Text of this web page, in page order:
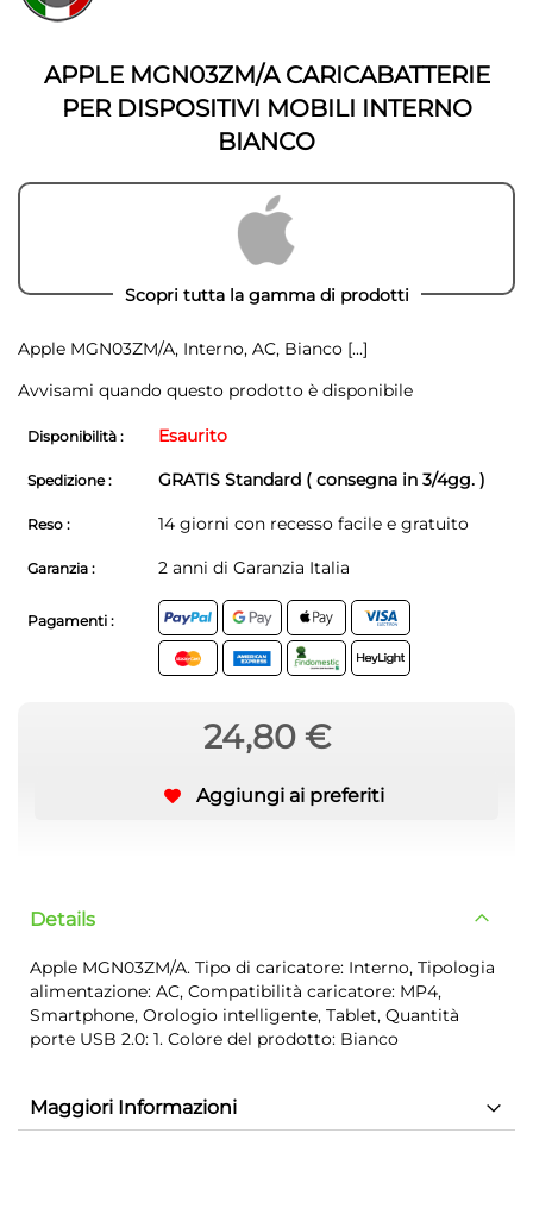
della
galleria
immagini
APPLE MGN03ZM/A CARICABATTERIE
PER DISPOSITIVI MOBILI INTERNO
BIANCO
Scopri tutta la gamma di prodotti
Apple MGN03ZM/A, Interno, AC, Bianco [...]
Avvisami quando questo prodotto è disponibile
Disponibilità : Esaurito
Spedizione : GRATIS Standard ( consegna in 3/4gg. )
Reso : 14 giorni con recesso facile e gratuito
Garanzia : 2 anni di Garanzia Italia
Pagamenti :
24,80 €
Aggiungi ai preferiti
Details
Apple MGN03ZM/A. Tipo di caricatore: Interno, Tipologia
alimentazione: AC, Compatibilità caricatore: MP4,
Smartphone, Orologio intelligente, Tablet, Quantità
porte USB 2.0: 1. Colore del prodotto: Bianco
Maggiori Informazioni